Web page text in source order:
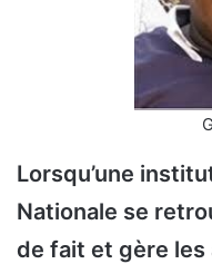
Lorsqu’une
Nationale se
de fait et gère les